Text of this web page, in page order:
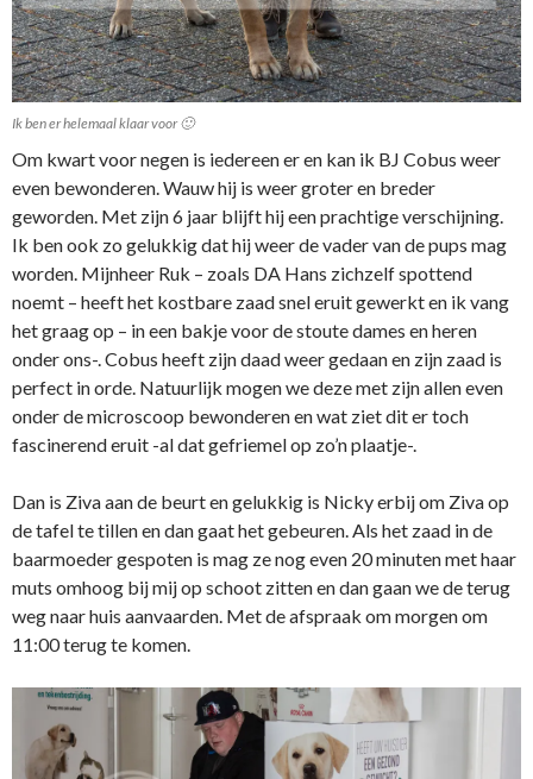
Ik ben er helemaal klaar voor 🙂
Om kwart voor negen is iedereen er en kan ik BJ Cobus weer
even bewonderen. Wauw hij is weer groter en breder
geworden. Met zijn 6 jaar blijft hij een prachtige verschijning.
Ik ben ook zo gelukkig dat hij weer de vader van de pups mag
worden. Mijnheer Ruk – zoals DA Hans zichzelf spottend
noemt – heeft het kostbare zaad snel eruit gewerkt en ik vang
het graag op – in een bakje voor de stoute dames en heren
onder ons-. Cobus heeft zijn daad weer gedaan en zijn zaad is
perfect in orde. Natuurlijk mogen we deze met zijn allen even
onder de microscoop bewonderen en wat ziet dit er toch
fascinerend eruit -al dat gefriemel op zo’n plaatje-.
Dan is Ziva aan de beurt en gelukkig is Nicky erbij om Ziva op
de tafel te tillen en dan gaat het gebeuren. Als het zaad in de
baarmoeder gespoten is mag ze nog even 20 minuten met haar
muts omhoog bij mij op schoot zitten en dan gaan we de terug
weg naar huis aanvaarden. Met de afspraak om morgen om
11:00 terug te komen.